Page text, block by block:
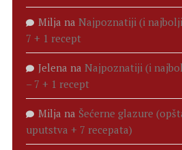
Milja na Najpoznatiji (i
7 + 1 recept
Jelena na Najpoznatiji (i
– 7 + 1 recept
Milja na Šećerne glazure
uputstva + 7 recepata)